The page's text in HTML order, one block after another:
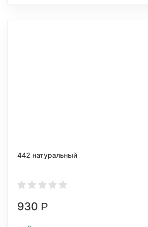
442 натуральный
930 Р